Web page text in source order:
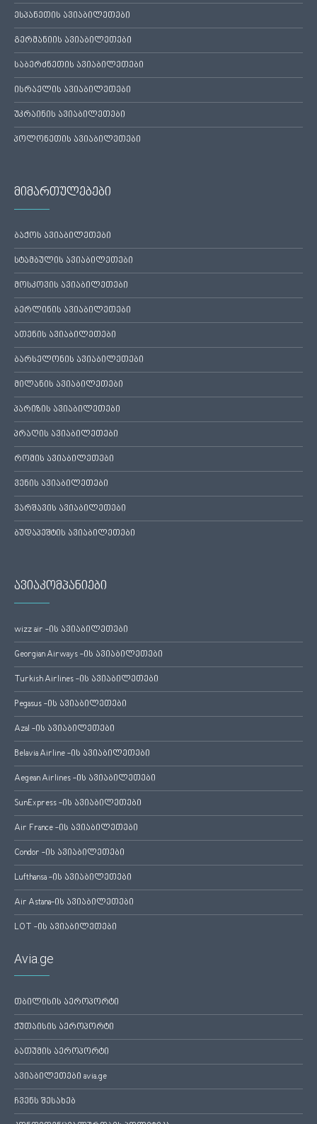
ესპანეთის ავიაბილეთები
გერმანიის ავიაბილეთები
საბერძნეთის ავიაბილეთები
ისრაელის ავიაბილეთები
უკრაინის ავიაბილეთები
პოლონეთის ავიაბილეთები
მიმართულებები
ბაქოს ავიაბილეთები
სტამბულის ავიაბილეთები
მოსკოვის ავიაბილეთები
ბერლინის ავიაბილეთები
ათენის ავიაბილეთები
ბარსელონის ავიაბილეთები
მილანის ავიაბილეთები
პარიზის ავიაბილეთები
პრაღის ავიაბილეთები
რომის ავიაბილეთები
ვენის ავიაბილეთები
ვარშავის ავიაბილეთები
ბუდაპეშტის ავიაბილეთები
ავიაკომპანიები
wizz air -ის ავიაბილეთები
Georgian Airways -ის ავიაბილეთები
Turkish Airlines -ის ავიაბილეთები
Pegasus -ის ავიაბილეთები
Azal -ის ავიაბილეთები
Belavia Airline -ის ავიაბილეთები
Aegean Airlines -ის ავიაბილეთები
SunExpress -ის ავიაბილეთები
Air France -ის ავიაბილეთები
Condor -ის ავიაბილეთები
Lufthansa -ის ავიაბილეთები
Air Astana-ის ავიაბილეთები
LOT -ის ავიაბილეთები
Avia.ge
თბილისის აეროპორტი
ქუთაისის აეროპორტი
ბათუმის აეროპორტი
ავიაბილეთები avia.ge
ჩვენს შესახებ